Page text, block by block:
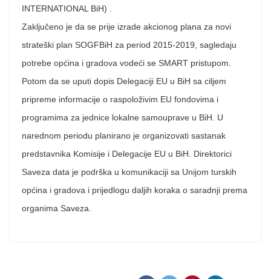
INTERNATIONAL BiH) .
Zaključeno je da se prije izrade akcionog plana za novi
strateški plan SOGFBiH za period 2015-2019, sagledaju
potrebe općina i gradova vodeći se SMART pristupom.
Potom da se uputi dopis Delegaciji EU u BiH sa ciljem
pripreme informacije o raspoloživim EU fondovima i
programima za jednice lokalne samouprave u BiH. U
narednom periodu planirano je organizovati sastanak
predstavnika Komisije i Delegacije EU u BiH. Direktorici
Saveza data je podrška u komunikaciji sa Unijom turskih
općina i gradova i prijedlogu daljih koraka o saradnji prema
organima Saveza.